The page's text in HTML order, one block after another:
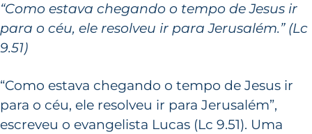
“Como estava chegando o tempo de Jesus ir
para o céu, ele resolveu ir para Jerusalém.” (Lc
9.51)
“Como estava chegando o tempo de Jesus ir
para o céu, ele resolveu ir para Jerusalém”,
escreveu o evangelista Lucas (Lc 9.51). Uma